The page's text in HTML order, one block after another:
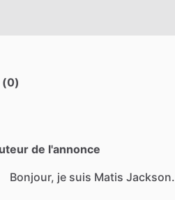
(0)
de l'annonce
Bonjour, je suis Matis Jackson.